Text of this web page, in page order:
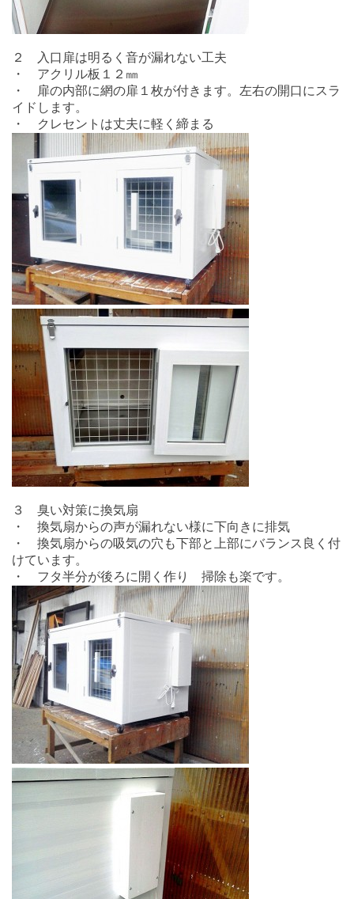
２ 入口扉は明るく音が漏れない工夫
・ アクリル板１２㎜
・ 扉の内部に網の扉１枚が付きます。左右の開口にスラ
イドします。
・ クレセントは丈夫に軽く締まる
３ 臭い対策に換気扇
・ 換気扇からの声が漏れない様に下向きに排気
・ 換気扇からの吸気の穴も下部と上部にバランス良く付
けています。
・ フタ半分が後ろに開く作り 掃除も楽です。